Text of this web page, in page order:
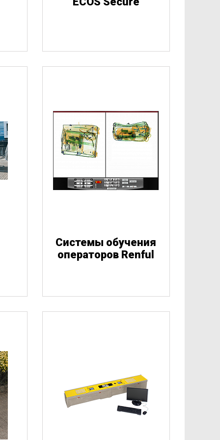
Системы обучения
операторов Renful